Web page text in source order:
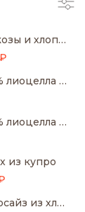
Блуза из вискозы и хлопка в горошек
Блуза из 100% лиоцелла с бантом
Блуза из 100% лиоцелла с бантом
из купро
Рубашка оверсайз из хлопка